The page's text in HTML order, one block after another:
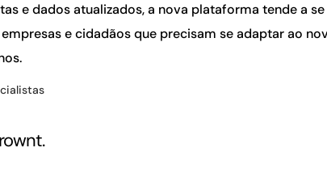
e dados atualizados, a nova plataforma tende a
e cidadãos que precisam se adaptar ao